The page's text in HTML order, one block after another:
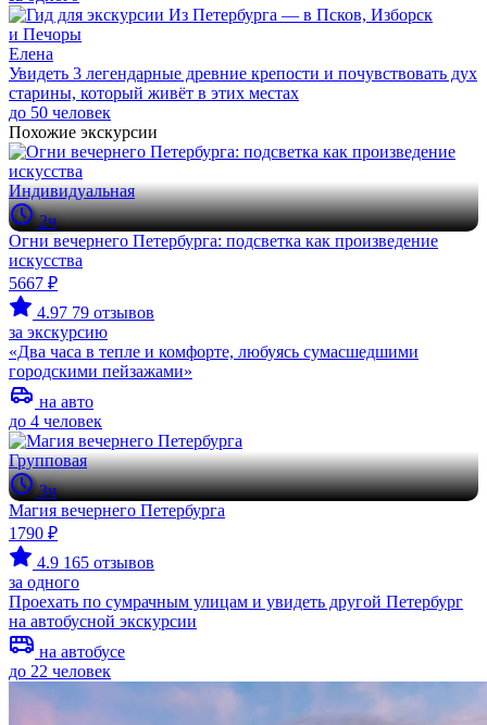
Елена
Увидеть 3 легендарные древние крепости и почувствовать дух
старины, который живёт в этих местах
до 50 человек
Похожие экскурсии
Индивидуальная
2ч
Огни вечернего Петербурга: подсветка как произведение
искусства
5667 ₽
4.97 79 отзывов
за экскурсию
«Два часа в тепле и комфорте, любуясь сумасшедшими
городскими пейзажами»
на авто
до 4 человек
Групповая
3ч
Магия вечернего Петербурга
1790 ₽
4.9 165 отзывов
за одного
Проехать по сумрачным улицам и увидеть другой Петербург
на автобусной экскурсии
на автобусе
до 22 человек